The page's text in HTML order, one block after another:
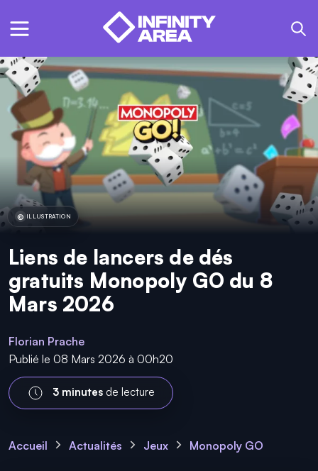
ILLUSTRATION
Liens de lancers de dés
gratuits Monopoly GO du 8
Mars 2026
Florian Prache
Publié le 08 Mars 2026 à 00h20
3 minutes de lecture
Accueil Actualités Jeux Monopoly GO